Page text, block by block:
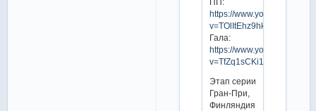
https://www.youtube.com/
v=TOlItEhz9hk
Гала:
https://www.youtube.com/
v=TfZq1sCKi1I
Этап серии
Гран-При,
Финляндия